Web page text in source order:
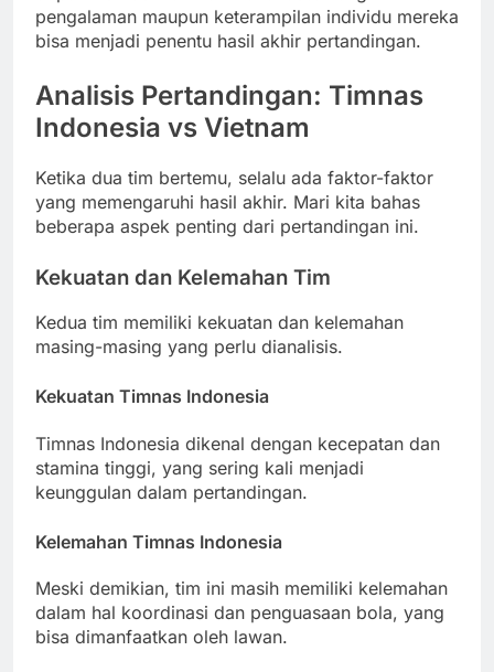
pengalaman maupun keterampilan individu mereka
bisa menjadi penentu hasil akhir pertandingan.
Analisis Pertandingan: Timnas
Indonesia vs Vietnam
Ketika dua tim bertemu, selalu ada faktor-faktor
yang memengaruhi hasil akhir. Mari kita bahas
beberapa aspek penting dari pertandingan ini.
Kekuatan dan Kelemahan Tim
Kedua tim memiliki kekuatan dan kelemahan
masing-masing yang perlu dianalisis.
Kekuatan Timnas Indonesia
Timnas Indonesia dikenal dengan kecepatan dan
stamina tinggi, yang sering kali menjadi
keunggulan dalam pertandingan.
Kelemahan Timnas Indonesia
Meski demikian, tim ini masih memiliki kelemahan
dalam hal koordinasi dan penguasaan bola, yang
bisa dimanfaatkan oleh lawan.